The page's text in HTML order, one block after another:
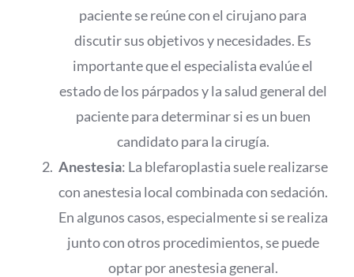
paciente se reúne con el cirujano para
discutir sus objetivos y necesidades. Es
importante que el especialista evalúe el
estado de los párpados y la salud general del
paciente para determinar si es un buen
candidato para la cirugía.
Anestesia: La blefaroplastia suele realizarse
con anestesia local combinada con sedación.
En algunos casos, especialmente si se realiza
junto con otros procedimientos, se puede
optar por anestesia general.